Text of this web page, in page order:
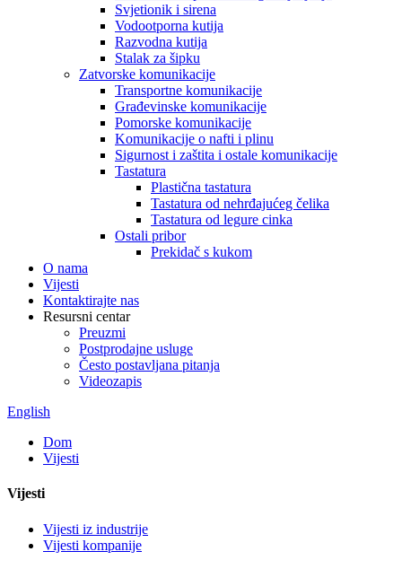
Svjetionik i sirena
Vodootporna kutija
Razvodna kutija
Stalak za šipku
Zatvorske komunikacije
Transportne komunikacije
Građevinske komunikacije
Pomorske komunikacije
Komunikacije o nafti i plinu
Sigurnost i zaštita i ostale komunikacije
Tastatura
Plastična tastatura
Tastatura od nehrđajućeg čelika
Tastatura od legure cinka
Ostali pribor
Prekidač s kukom
O nama
Vijesti
Kontaktirajte nas
Resursni centar
Preuzmi
Postprodajne usluge
Često postavljana pitanja
Videozapis
English
Dom
Vijesti
Vijesti
Vijesti iz industrije
Vijesti kompanije